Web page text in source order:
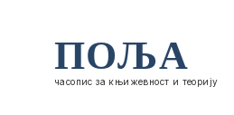
ПОЉА
часопис за књижевност и теорију